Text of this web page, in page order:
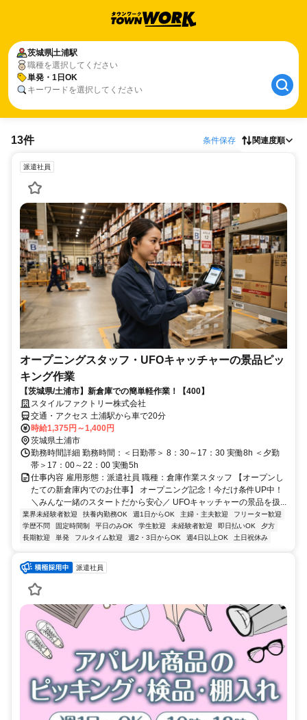
茨城県土浦駅
職種を選択してください
単発・1日OK
キーワードを選択してください
13件 条件保存 関連度順
派遣社員
オープニングスタッフ・UFOキャッチャーの景品ピッ
キング作業
【茨城県/土浦市】新倉庫での簡単軽作業！【400】
スタイルファクトリー株式会社
交通・アクセス 土浦駅から車で20分
時給1,375円～1,400円
茨城県土浦市
勤務時間詳細 勤務時間：＜日勤帯＞ 8：30～17：30 実働8h ＜夕勤
帯＞17：00～22：00 実働5h
仕事内容 雇用形態：派遣社員 職種：倉庫作業スタッフ 【オープンし
たての新倉庫内でのお仕事】 オープニング記念！今だけ条件UP中！
＼みんな一緒のスタートだから安心／ UFOキャッチャーの景品を扱...
業界未経験者歓迎 扶養内勤務OK 週1日からOK 主婦・主夫歓迎
フリーター歓迎
学歴不問
固定時間制 平日のみOK 学生歓迎 未経験者歓迎 即日払いOK
夕方
長期歓迎
単発 フルタイム歓迎 週2・3日からOK 週4日以上OK 土日祝休み
派遣社員